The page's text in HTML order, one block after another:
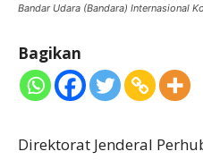
Bandar Udara (Bandara) Internasional
Bagikan
Direktorat Jenderal